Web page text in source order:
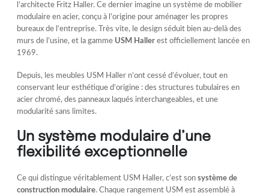
l’architecte Fritz Haller. Ce dernier imagine un système de mobilier
modulaire en acier, conçu à l’origine pour aménager les propres
bureaux de l’entreprise. Très vite, le design séduit bien au-delà des
murs de l’usine, et la gamme USM Haller est officiellement lancée en
1969.
Depuis, les meubles USM Haller n’ont cessé d’évoluer, tout en
conservant leur esthétique d’origine : des structures tubulaires en
acier chromé, des panneaux laqués interchangeables, et une
modularité sans limites.
Un système modulaire d’une
flexibilité exceptionnelle
Ce qui distingue véritablement USM Haller, c’est sonsystème de
construction modulaire. Chaque rangement USM est assemblé à